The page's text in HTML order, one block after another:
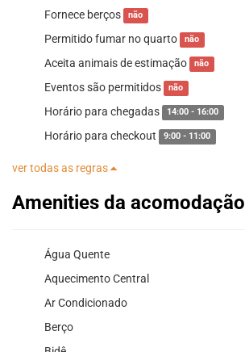
Fornece berços não
Permitido fumar no quarto não
Aceita animais de estimação não
Eventos são permitidos não
Horário para chegadas 14:00 - 16:00
Horário para checkout 9:00 - 11:00
ver todas as regras
Amenities da acomodação
Água Quente
Aquecimento Central
Ar Condicionado
Berço